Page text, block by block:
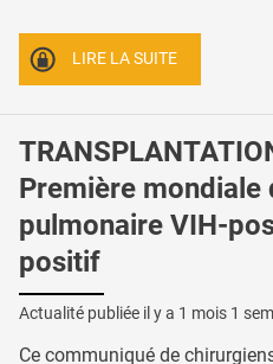
LIRE LA SUITE
Première mondiale
pulmonaire VIH-
positif
Actualité publiée il y a 1 mois 1
Ce communiqué de